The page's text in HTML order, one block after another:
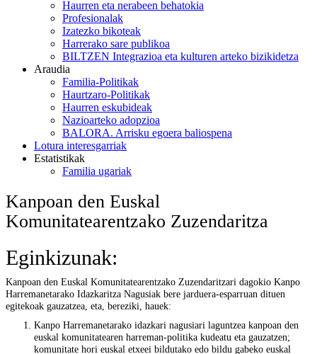
Haurren eta nerabeen behatokia
Profesionalak
Izatezko bikoteak
Harrerako sare publikoa
BILTZEN Integrazioa eta kulturen arteko bizikidetza
Araudia
Familia-Politikak
Haurtzaro-Politikak
Haurren eskubideak
Nazioarteko adopzioa
BALORA. Arrisku egoera baliospena
Lotura interesgarriak
Estatistikak
Familia ugariak
Kanpoan den Euskal
Komunitatearentzako Zuzendaritza
Eginkizunak:
Kanpoan den Euskal Komunitatearentzako Zuzendaritzari dagokio Kanpo
Harremanetarako Idazkaritza Nagusiak bere jarduera-esparruan dituen
egitekoak gauzatzea, eta, bereziki, hauek:
Kanpo Harremanetarako idazkari nagusiari laguntzea kanpoan den
euskal komunitatearen harreman-politika kudeatu eta gauzatzen;
komunitate hori euskal etxeei bildutako edo bildu gabeko euskal